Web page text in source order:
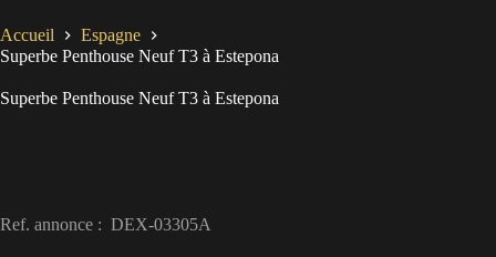
Accueil
Espagne
Superbe Penthouse Neuf T3 à Estepona
Superbe Penthouse Neuf T3 à Estepona
Ref. annonce : DEX-03305A